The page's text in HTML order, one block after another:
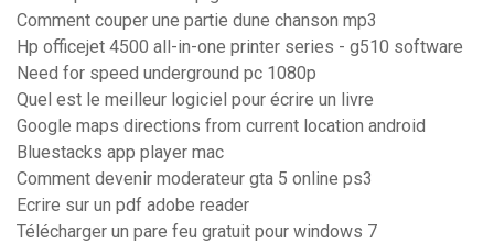
Comment couper une partie dune chanson mp3
Hp officejet 4500 all-in-one printer series - g510 software
Need for speed underground pc 1080p
Quel est le meilleur logiciel pour écrire un livre
Google maps directions from current location android
Bluestacks app player mac
Comment devenir moderateur gta 5 online ps3
Ecrire sur un pdf adobe reader
Télécharger un pare feu gratuit pour windows 7